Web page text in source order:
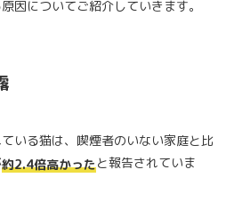
因についてご紹介していきます。
いる猫は、喫煙者のいない家庭と比
約2.4倍高かったと報告されていま